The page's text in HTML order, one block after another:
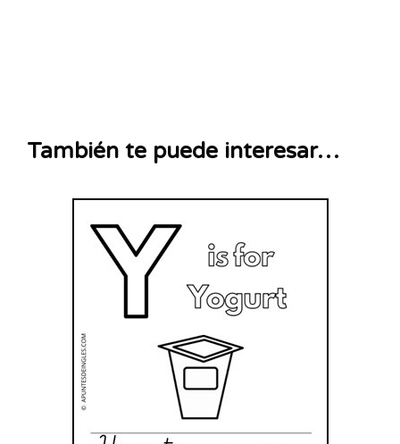
También te puede interesar…